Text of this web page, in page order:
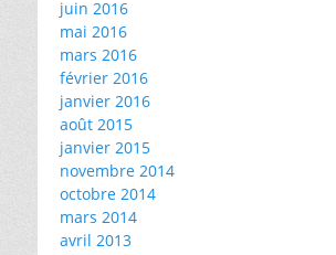
juin 2016
mai 2016
mars 2016
février 2016
janvier 2016
août 2015
janvier 2015
novembre 2014
octobre 2014
mars 2014
avril 2013